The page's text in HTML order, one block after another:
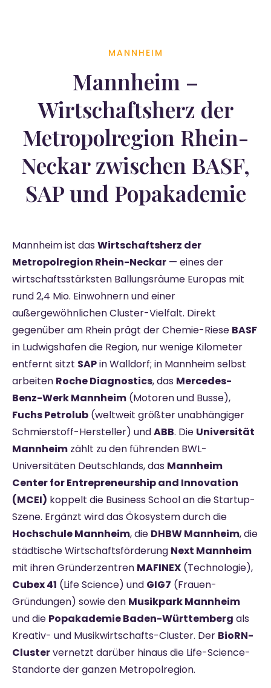
MANNHEIM
Mannheim –
Wirtschaftsherz der
Metropolregion Rhein-
Neckar zwischen BASF,
SAP und Popakademie
Mannheim ist das Wirtschaftsherz der
Metropolregion Rhein-Neckar — eines der
wirtschaftsstärksten Ballungsräume Europas mit
rund 2,4 Mio. Einwohnern und einer
außergewöhnlichen Cluster-Vielfalt. Direkt
gegenüber am Rhein prägt der Chemie-Riese BASF
in Ludwigshafen die Region, nur wenige Kilometer
entfernt sitzt SAPin Walldorf; in Mannheim selbst
arbeiten Roche Diagnostics, das Mercedes-
Benz-Werk Mannheim (Motoren und Busse),
Fuchs Petrolub (weltweit größter unabhängiger
Schmierstoff-Hersteller) undABB. Die Universität
Mannheim zählt zu den führenden BWL-
Universitäten Deutschlands, das Mannheim
Center for Entrepreneurship and Innovation
(MCEI) koppelt die Business School an die Startup-
Szene. Ergänzt wird das Ökosystem durch die
Hochschule Mannheim, die DHBW Mannheim, die
städtische Wirtschaftsförderung Next Mannheim
mit ihren Gründerzentren MAFINEX (Technologie),
Cubex 41 (Life Science) und GIG7 (Frauen-
Gründungen) sowie den Musikpark Mannheim
und die Popakademie Baden-Württemberg als
Kreativ- und Musikwirtschafts-Cluster. Der BioRN-
Clustervernetzt darüber hinaus die Life-Science-
Standorte der ganzen Metropolregion.